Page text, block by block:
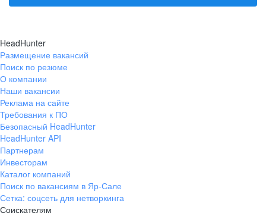
HeadHunter
Размещение вакансий
Поиск по резюме
О компании
Наши вакансии
Реклама на сайте
Требования к ПО
Безопасный HeadHunter
HeadHunter API
Партнерам
Инвесторам
Каталог компаний
Поиск по вакансиям в Яр-Сале
Сетка: соцсеть для нетворкинга
Соискателям